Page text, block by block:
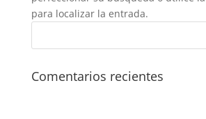
para localizar la entrada.
Comentarios recientes